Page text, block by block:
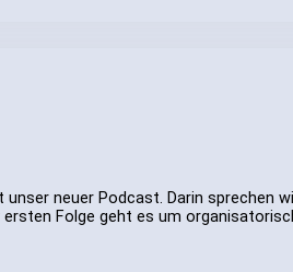
neuer Podcast. Darin sprechen
Folge geht es um